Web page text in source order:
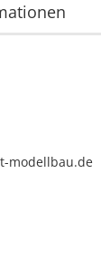
modellbau.de